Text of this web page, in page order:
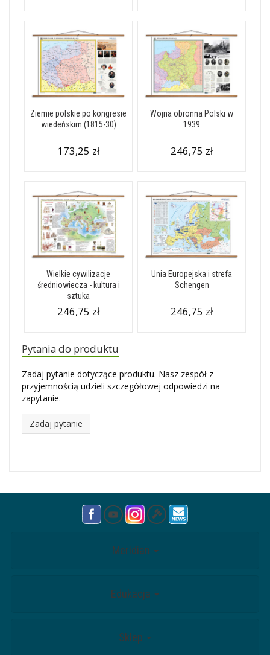
Ziemie polskie po kongresie
wiedeńskim (1815-30)
173,25 zł
Wojna obronna Polski w
1939
246,75 zł
Wielkie cywilizacje
średniowiecza - kultura i
sztuka
246,75 zł
Unia Europejska i strefa
Schengen
246,75 zł
Pytania do produktu
Zadaj pytanie dotyczące produktu. Nasz zespół z
przyjemnością udzieli szczegółowej odpowiedzi na
zapytanie.
Zadaj pytanie
Meridian
Edukacja
Sklep